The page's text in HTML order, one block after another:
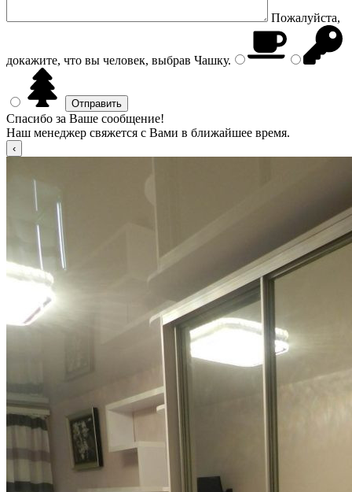
Пожалуйста,
докажите, что вы человек, выбрав Чашку.
Спасибо за Ваше сообщение!
Наш менеджер свяжется с Вами в ближайшее время.